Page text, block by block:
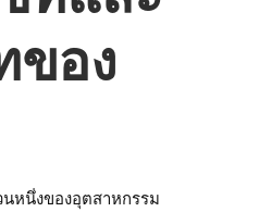
ของ
หนึ่งของอุตสาหกรรม